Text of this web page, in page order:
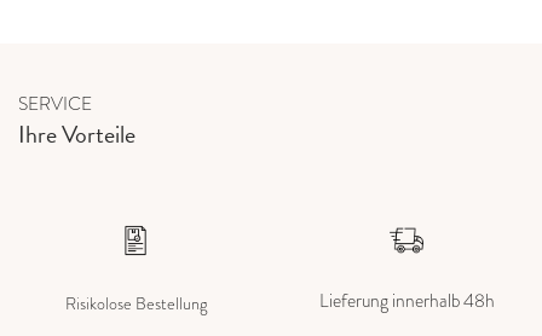
SERVICE
Ihre Vorteile
Risikolose Bestellung Lieferung innerhalb 48h